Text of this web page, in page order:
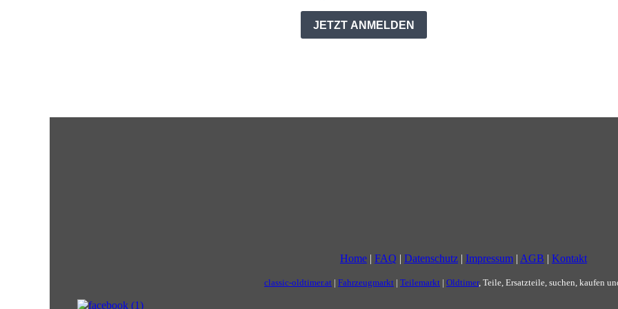
Home | FAQ | Datenschutz | Impressum | AGB | Kontakt
classic-oldtimer.at | Fahrzeugmarkt | Teilemarkt | Oldtimer, Teile, Ersatzteile, suchen, kaufen